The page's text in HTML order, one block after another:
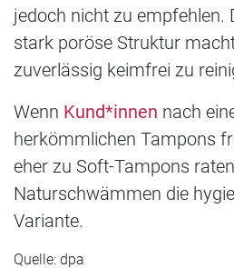
jedoch nicht zu empfehlen.
stark poröse Struktur
zuverlässig keimfrei zu
Wenn Kund*innen nach
herkömmlichen Tampons
eher zu Soft-Tampons
Naturschwämmen die
Variante.
Quelle: dpa